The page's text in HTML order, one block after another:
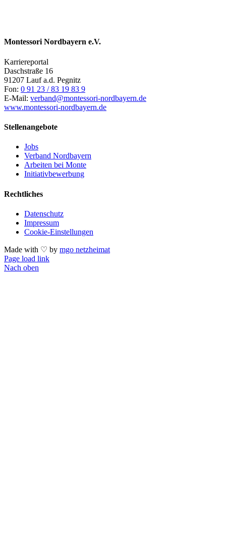
Montessori Nordbayern e.V.
Karriereportal
Daschstraße 16
91207 Lauf a.d. Pegnitz
Fon: 0 91 23 / 83 19 83 9
E-Mail: verband@montessori-nordbayern.de
www.montessori-nordbayern.de
Stellenangebote
Jobs
Verband Nordbayern
Arbeiten bei Monte
Initiativbewerbung
Rechtliches
Datenschutz
Impressum
Cookie-Einstellungen
Made with ♡ by mgo netzheimat
Page load link
Nach oben